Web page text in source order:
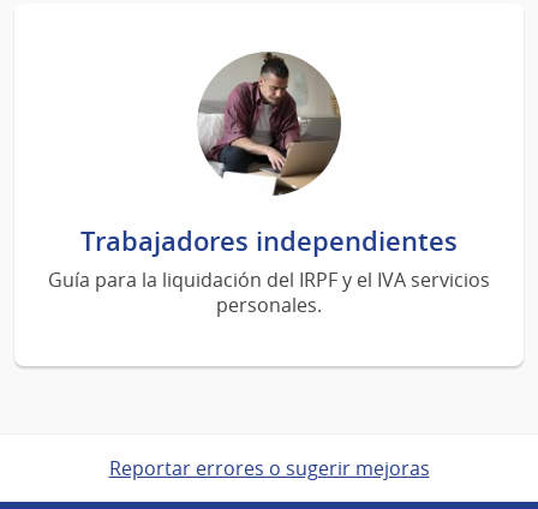
Trabajadores independientes
Guía para la liquidación del IRPF y el IVA servicios
personales.
Reportar errores o sugerir mejoras